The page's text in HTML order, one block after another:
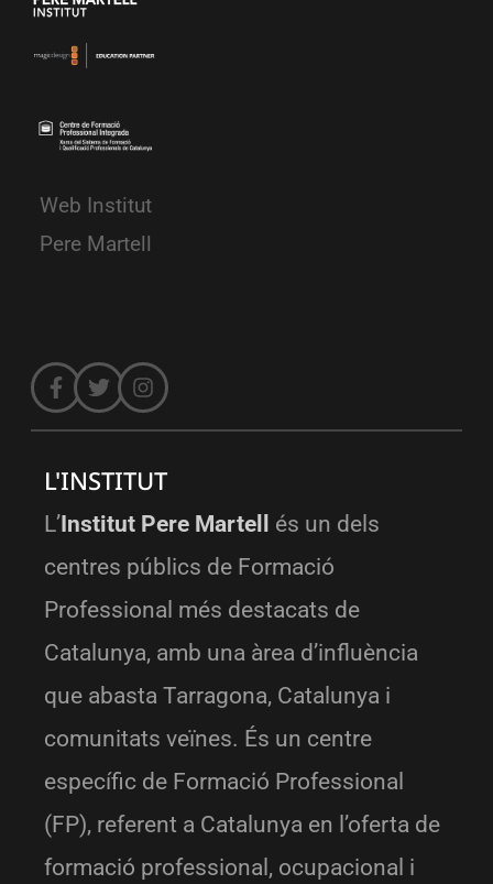
Web Institut
Pere Martell
L'INSTITUT
L’Institut Pere Martell
és un dels
centres públics de Formació
Professional més destacats de
Catalunya, amb una àrea d’influència
que abasta Tarragona, Catalunya i
comunitats veïnes. És un centre
específic de Formació Professional
(FP), referent a Catalunya en l’oferta de
formació professional, ocupacional i